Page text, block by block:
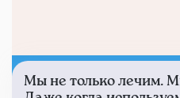
Не смогли
Мы не только лечим.